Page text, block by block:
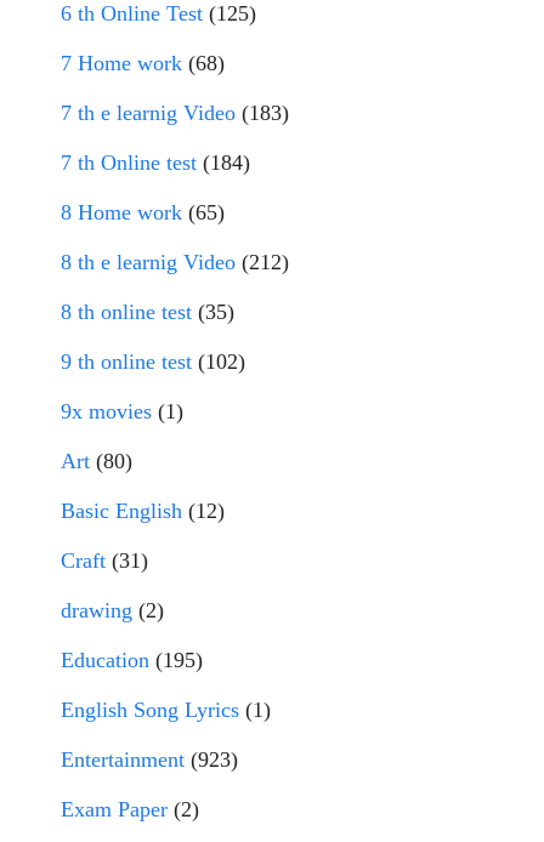
6 th Online Test (125)
7 Home work (68)
7 th e learnig Video (183)
7 th Online test (184)
8 Home work (65)
8 th e learnig Video (212)
8 th online test (35)
9 th online test (102)
9x movies (1)
Art (80)
Basic English (12)
Craft (31)
drawing (2)
Education (195)
English Song Lyrics (1)
Entertainment (923)
Exam Paper (2)